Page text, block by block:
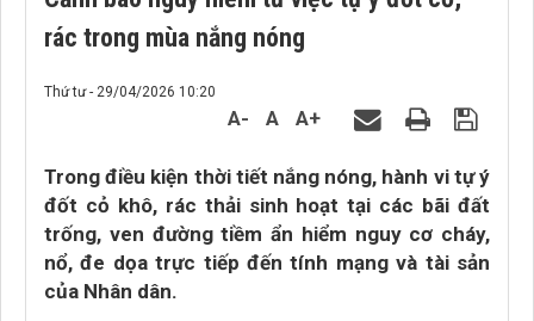
rác trong mùa nắng nóng
Thứ tư - 29/04/2026 10:20
A- A A+
Trong điều kiện thời tiết nắng nóng, hành vi tự ý
đốt cỏ khô, rác thải sinh hoạt tại các bãi đất
trống, ven đường tiềm ẩn hiểm nguy cơ cháy,
nổ, đe dọa trực tiếp đến tính mạng và tài sản
của Nhân dân.